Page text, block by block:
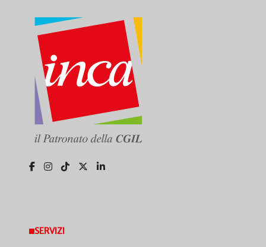
SERVIZI